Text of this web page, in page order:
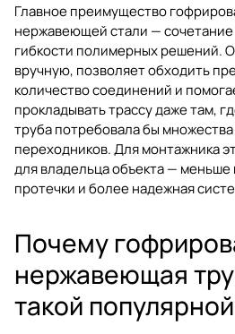
Главное преимущество
нержавеющей стали —
гибкости полимерных решений.
вручную, позволяет обходить
количество соединений и
прокладывать трассу даже там,
труба потребовала бы
переходников. Для монтажника
для владельца объекта —
протечки и более надежная
Почему
нержавеющая
такой популярной